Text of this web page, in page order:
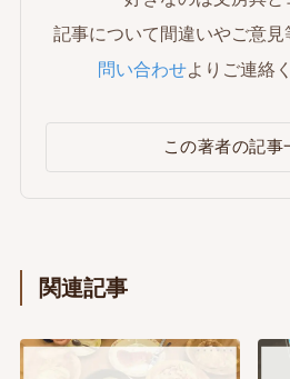
記事について間違いやご意見
問い合わせよりご連絡
この著者の記事
関連記事